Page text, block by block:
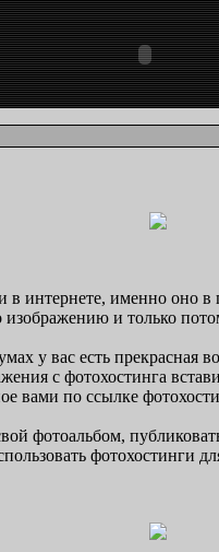
в интернете, именно оно
и только
у вас есть прекрасная
с фотохостинга
вами по ссылке
фотоальбом,
фотохостинги